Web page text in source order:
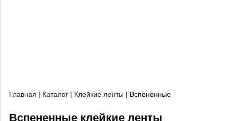
Главная | Каталог | Клейкие ленты | Вспененные
Вспененные клейкие ленты